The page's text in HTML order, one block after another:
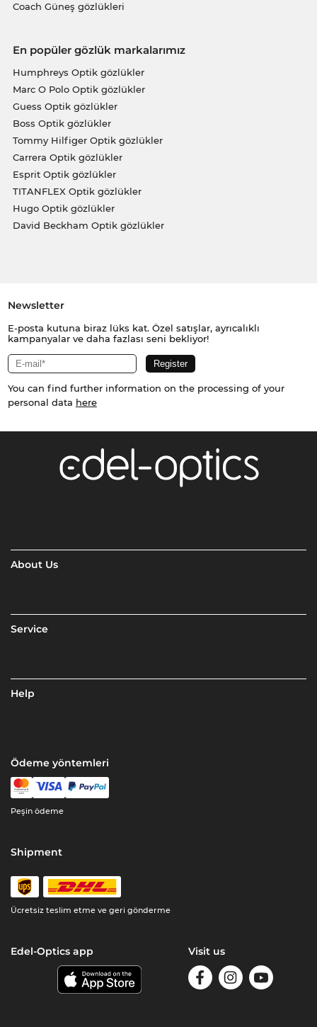
Coach Güneş gözlükleri
En popüler gözlük markalarımız
Humphreys Optik gözlükler
Marc O Polo Optik gözlükler
Guess Optik gözlükler
Boss Optik gözlükler
Tommy Hilfiger Optik gözlükler
Carrera Optik gözlükler
Esprit Optik gözlükler
TITANFLEX Optik gözlükler
Hugo Optik gözlükler
David Beckham Optik gözlükler
Newsletter
E-posta kutuna biraz lüks kat. Özel satışlar, ayrıcalıklı
kampanyalar ve daha fazlası seni bekliyor!
You can find further information on the processing of your
personal data here
About Us
Service
Help
Ödeme yöntemleri
Peşin ödeme
Shipment
Ücretsiz teslim etme ve geri gönderme
Edel-Optics app Visit us